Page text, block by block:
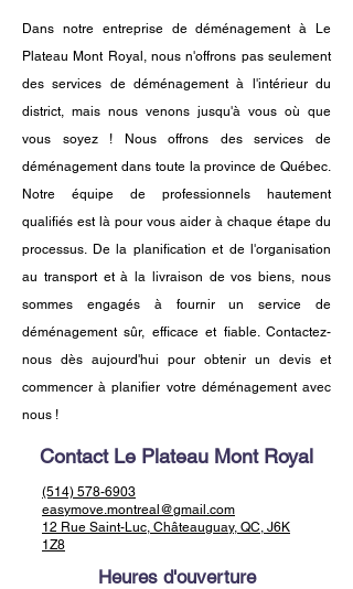
Dans notre entreprise de déménagement à Le
Plateau Mont Royal, nous n'offrons pas seulement
des services de déménagement à l'intérieur du
district, mais nous venons jusqu'à vous où que
vous soyez ! Nous offrons des services de
déménagement dans toute la province de Québec.
Notre équipe de professionnels hautement
qualifiés est là pour vous aider à chaque étape du
processus. De la planification et de l'organisation
au transport et à la livraison de vos biens, nous
sommes engagés à fournir un service de
déménagement sûr, efficace et fiable. Contactez-
nous dès aujourd'hui pour obtenir un devis et
commencer à planifier votre déménagement avec
nous !
Contact Le Plateau Mont Royal
(514) 578-6903
easymove.montreal@gmail.com
12 Rue Saint-Luc, Châteauguay, QC, J6K
1Z8
Heures d'ouverture